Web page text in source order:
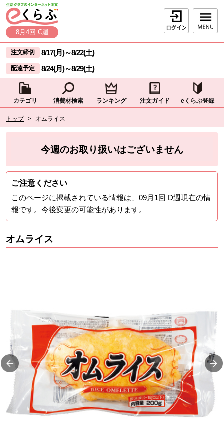
ページの先頭です。
本文へジャンプする。
8月4回 C週
ログイン
ここからサイト内共通メニューです。
サイト内共通メニューをスキップする
注文締切 8/17(月)～8/22(土)
配達予定 8/24(月)～8/29(土)
カテゴリ 消費材検索 ランキング 注文ガイド eくらぶ登録
トップ > オムライス
現在位置ここまで
今週のお取り扱いはございません
ご注意ください
このページに掲載されている情報は、 09月1回 D週現在の情
報です。今後変更の可能性があります。
オムライス